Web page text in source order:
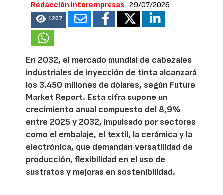
Redacción Interempresas 29/07/2026
1207
En 2032, el mercado mundial de cabezales
industriales de inyección de tinta alcanzará
los 3.450 millones de dólares, según Future
Market Report. Esta cifra supone un
crecimiento anual compuesto del 8,9%
entre 2025 y 2032, impulsado por sectores
como el embalaje, el textil, la cerámica y la
electrónica, que demandan versatilidad de
producción, flexibilidad en el uso de
sustratos y mejoras en sostenibilidad.